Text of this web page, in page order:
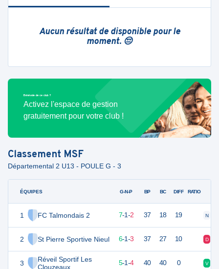
Aucun résultat de disponible pour le
moment. 😔
Bénévole de ce club ?
Activez l'espace de gestion
gratuitement pour votre club !
Classement MSF
Départemental 2 U13 - POULE G - 3
ÉQUIPES
1 FC Talmondais 2
2 St Pierre Sportive Nieul
3
Réveil Sportif Les
Clouzeaux
G-N-P BP BC DIFF RATIO
22 7-1-2 37 18 19 N
19 10 6-1-3 37 27 10 D
16 5-1-4 40 40 0 V